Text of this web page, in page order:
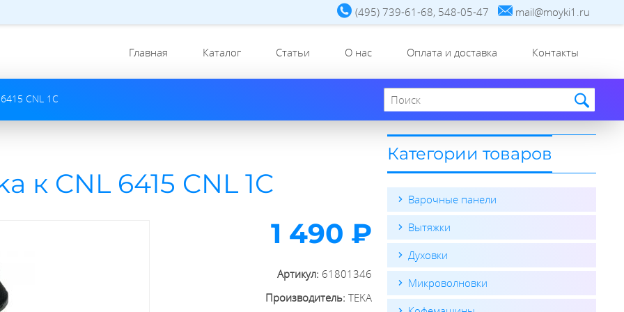
(495) 739-61-68, 548-05-47 mail@moyki1.ru
Главная Каталог Статьи О нас Оплата и доставка Контакты
CNL 1C
Поиск по сайту
к CNL 6415 CNL 1C
1 490 ₽
Артикул: 61801346
Производитель:TEKA
Категории товаров
Варочные панели
Вытяжки
Духовки
Микроволновки